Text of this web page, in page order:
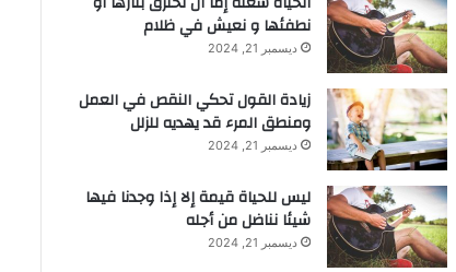
نطفئها و نعيش في ظلام
ديسمبر 21, 2024
زيادة القول تحكي النقص في العمل
ومنطق المرء قد يهديه للزلل
ديسمبر 21, 2024
ليس للحياة قيمة إلا إذا وجدنا فيها
شيئا نناضل من أجله
ديسمبر 21, 2024